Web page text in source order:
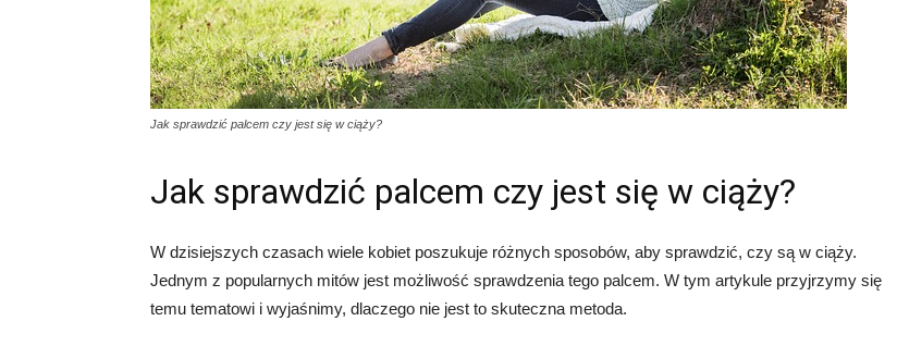
Jak sprawdzić palcem czy jest się w ciąży?
Jak sprawdzić palcem czy jest się w ciąży?
W dzisiejszych czasach wiele kobiet poszukuje różnych sposobów, aby sprawdzić, czy są w ciąży.
Jednym z popularnych mitów jest możliwość sprawdzenia tego palcem. W tym artykule przyjrzymy się
temu tematowi i wyjaśnimy, dlaczego nie jest to skuteczna metoda.